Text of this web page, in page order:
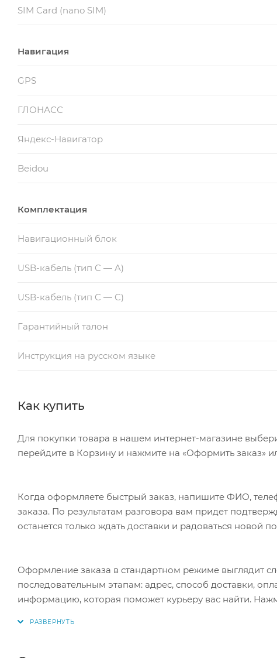
SIM Card (nano SIM)
Навигация
GPS
ГЛОНАСС
Яндекс-Навигатор
Beidou
Комплектация
Навигационный блок
USB-кабель (тип C — A)
USB-кабель (тип C — C)
Гарантийный талон
Инструкция на русском языке
Как купить
Для покупки товара в нашем интернет-магазине
перейдите в Корзину и нажмите на «Оформить заказ»
Когда оформляете быстрый заказ, напишите ФИО,
заказа. По результатам разговора вам придет
останется только ждать доставки и радоваться новой
Оформление заказа в стандартном режиме выглядит
последовательным этапам: адрес, способ доставки,
информацию, которая поможет курьеру вас найти.